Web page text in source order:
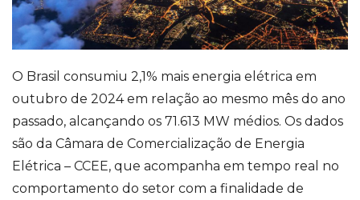
O Brasil consumiu 2,1% mais energia elétrica em
outubro de 2024 em relação ao mesmo mês do ano
passado, alcançando os 71.613 MW médios. Os dados
são da Câmara de Comercialização de Energia
Elétrica – CCEE, que acompanha em tempo real no
comportamento do setor com a finalidade de